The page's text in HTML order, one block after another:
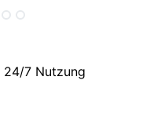
7 Nutzung